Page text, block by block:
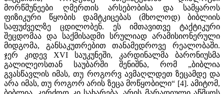
მორწმუნეები ღმერთის არსებობისა და სამყაროს
ფიზიკური წყობის დამტკიცებას (მხოლოდ) ბიბლიის
საფუძველზე ცდილობენ. ეს იმთავითვე ტაქტიკური
შეცდომაა და საქმისადმი სრულიად არამისიონერული
მიდგომა, განსაკუთრებით თანამედროვე რეალობაში.
ჯერ კიდევ XVI საუკუნეში, კარდინალმა ბარონიუსმა
გალილეოსთან საუბარში შენიშნა, რომ „ბიბლია
გვასწავლის იმას, თუ როგორვ ავმაღლდეთ ზეცამდე და
არა იმას, თუ როგორ არის ზეცა მოწყობილი“ [4]. ამიტომ,